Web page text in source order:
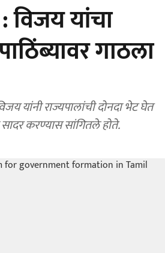
यांचा
गाठला
राज्यपालांची दोनदा भेट घेत
सादर करण्यास सांगितले होते.